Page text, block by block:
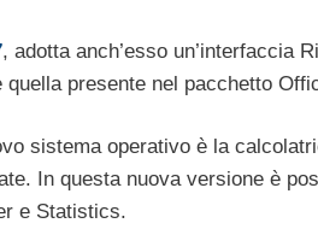
, adotta anch’esso un’interfaccia
presente nel pacchetto
sistema operativo è la
In questa nuova versione è
e Statistics.